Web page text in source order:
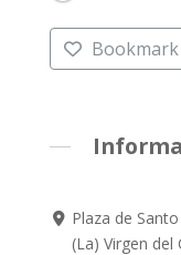
Bookmark
Plaza de
(La) Virgen del